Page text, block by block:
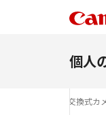
個人
レンズ交換式